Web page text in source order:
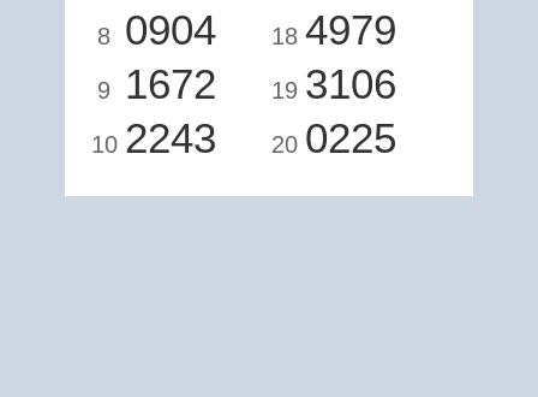
8 0904
9 1672
10 2243
18 4979
19 3106
20 0225